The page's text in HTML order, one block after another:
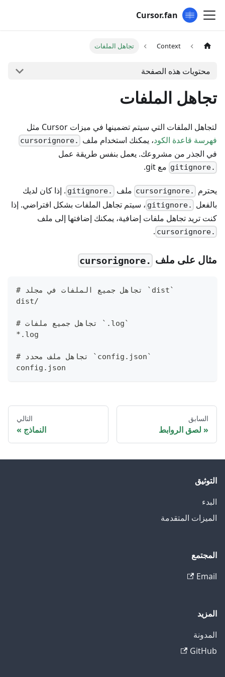
Cursor.fan
Context تجاهل الملفات
محتويات هذه الصفحة
تجاهل الملفات
لتجاهل الملفات التي سيتم تضمينها في ميزات Cursor مثل
فهرسة قاعدة الكود، يمكنك استخدام ملف .cursorignore
في الجذر من مشروعك. يعمل بنفس طريقة عمل
.gitignore مع git.
يحترم .cursorignore ملف .gitignore
. إذا كان لديك
بالفعل
.gitignore
، سيتم تجاهل الملفات بشكل افتراضي. إذا
كنت تريد تجاهل ملفات إضافية، يمكنك إضافتها إلى ملف
.cursorignore
.
مثال على ملف .cursorignore
# تجاهل جميع الملفات في مجلد `dist`
dist/
# تجاهل جميع ملفات `.log`
*.log
# تجاهل ملف محدد `config.json`
config.json
السابق
لصق الروابط
التالي
النماذج
التوثيق
البدء
الميزات المتقدمة
المجتمع
Email
المزيد
المدونة
GitHub